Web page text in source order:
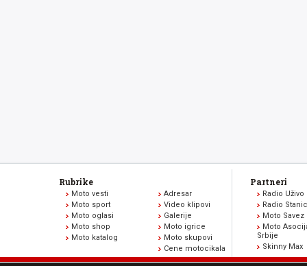
Rubrike
Moto vesti
Moto sport
Moto oglasi
Moto shop
Moto katalog
Adresar
Video klipovi
Galerije
Moto igrice
Moto skupovi
Cene motocikala
Partneri
Radio Uživo
Radio
Moto Savez
Moto
Srbije
Skinny Max